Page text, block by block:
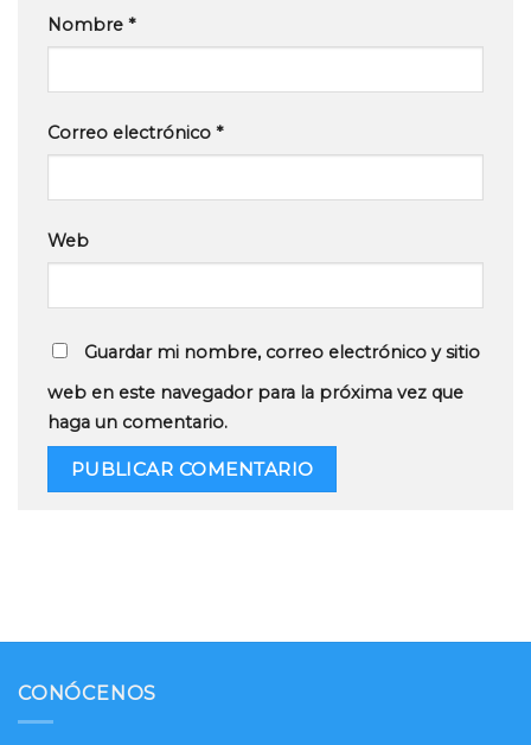
Nombre *
Correo electrónico *
Web
Guardar mi nombre, correo electrónico y sitio
web en este navegador para la próxima vez que
haga un comentario.
CONÓCENOS